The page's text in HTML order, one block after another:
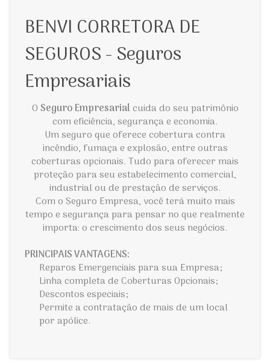
BENVI CORRETORA DE
SEGUROS - Seguros
Empresariais
OSeguro Empresarialcuida do seu patrimônio
com eficiência, segurança e economia.
Um seguro que oferece cobertura contra
incêndio, fumaça e explosão, entre outras
coberturas opcionais. Tudo para oferecer mais
proteção para seu estabelecimento comercial,
industrial ou de prestação de serviços.
Com o Seguro Empresa, você terá muito mais
tempo e segurança para pensar no que realmente
importa: o crescimento dos seus negócios.
PRINCIPAIS VANTAGENS:
Reparos Emergenciais para sua Empresa;
Linha completa de Coberturas Opcionais;
Descontos especiais;
Permite a contratação de mais de um local
por apólice.